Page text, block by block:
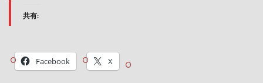
共有:
Facebook X